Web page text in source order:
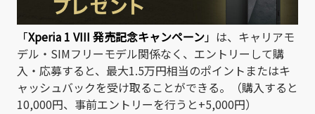
「Xperia 1 VIII 発売記念キャンペーン」 は、キャリアモ
デル・SIMフリーモデル関係なく、エントリーして購
入・応募すると、最大1.5万円相当のポイントまたはキ
ャッシュバックを受け取ることができる。（購入すると
10,000円、事前エントリーを行うと+5,000円）